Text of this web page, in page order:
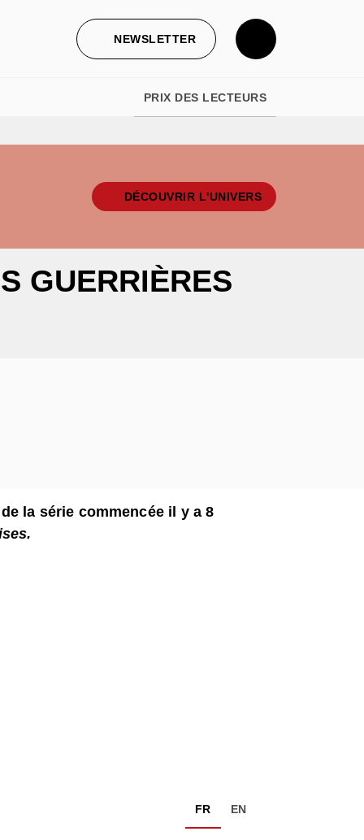
NEWSLETTER
PRIX DES LECTEURS
DÉCOUVRIR L'UNIVERS
GUERRIÈRES
la série commencée il y a 8
FR EN